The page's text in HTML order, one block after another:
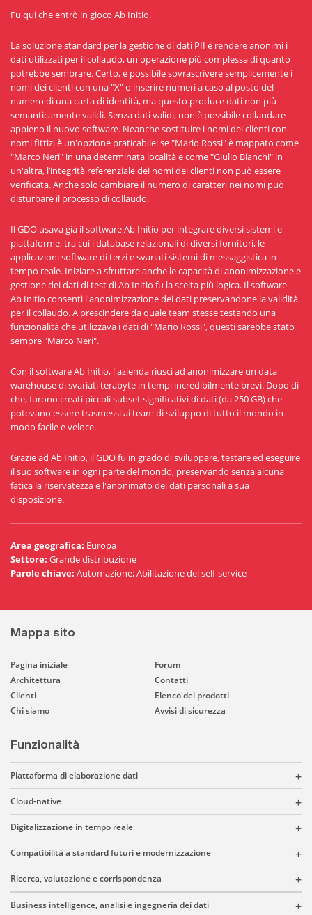
Fu qui che entrò in gioco Ab Initio.
La soluzione standard per la gestione di dati PII è rendere anonimi i
dati utilizzati per il collaudo, un'operazione più complessa di quanto
potrebbe sembrare. Certo, è possibile sovrascrivere semplicemente i
nomi dei clienti con una "X" o inserire numeri a caso al posto del
numero di una carta di identità, ma questo produce dati non più
semanticamente validi. Senza dati validi, non è possibile collaudare
appieno il nuovo software. Neanche sostituire i nomi dei clienti con
nomi fittizi è un'opzione praticabile: se "Mario Rossi" è mappato come
"Marco Neri" in una determinata località e come "Giulio Bianchi" in
un'altra, l’integrità referenziale dei nomi dei clienti non può essere
verificata. Anche solo cambiare il numero di caratteri nei nomi può
disturbare il processo di collaudo.
Il GDO usava già il software Ab Initio per integrare diversi sistemi e
piattaforme, tra cui i database relazionali di diversi fornitori, le
applicazioni software di terzi e svariati sistemi di messaggistica in
tempo reale. Iniziare a sfruttare anche le capacità di anonimizzazione e
gestione dei dati di test di Ab Initio fu la scelta più logica. Il software
Ab Initio consentì l'anonimizzazione dei dati preservandone la validità
per il collaudo. A prescindere da quale team stesse testando una
funzionalità che utilizzava i dati di "Mario Rossi", questi sarebbe stato
sempre "Marco Neri".
Con il software Ab Initio, l'azienda riuscì ad anonimizzare un data
warehouse di svariati terabyte in tempi incredibilmente brevi. Dopo di
che, furono creati piccoli subset significativi di dati (da 250 GB) che
potevano essere trasmessi ai team di sviluppo di tutto il mondo in
modo facile e veloce.
Grazie ad Ab Initio, il GDO fu in grado di sviluppare, testare ed eseguire
il suo software in ogni parte del mondo, preservando senza alcuna
fatica la riservatezza e l'anonimato dei dati personali a sua
disposizione.
Area geografica: Europa
Settore: Grande distribuzione
Parole chiave: Automazione; Abilitazione del self-service
Mappa sito
Pagina iniziale
Architettura
Clienti
Chi siamo
Forum
Contatti
Elenco dei prodotti
Avvisi di sicurezza
Funzionalità
Piattaforma di elaborazione dati
Cloud-native
Digitalizzazione in tempo reale
Compatibilità a standard futuri e modernizzazione
Ricerca, valutazione e corrispondenza
Business intelligence, analisi e ingegneria dei dati